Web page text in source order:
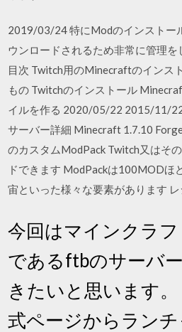
2019/03/24 特にModのインストー
ウンロードされるため非常に管理を
目次 Twitch用のMinecraftのインス
もの Twitchのインストール
イルを作る 2020/05/22 2015/11/
サーバー詳細 Minecraft 1.7.10
のカスタムModPack Twitch又はそ
ドできます ModPackは100MODほ
宙といった様々な要素があります
今回はマインクラ
であるftbのサーバ
きたいと思います
式ページからラン